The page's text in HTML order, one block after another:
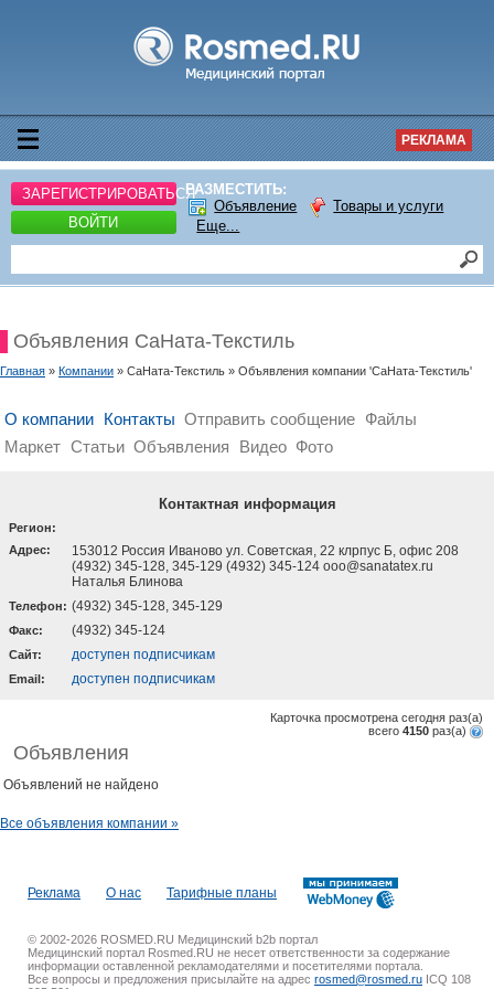
РЕКЛАМА
ЗАРЕГИСТРИРОВАТЬСЯ
ВОЙТИ
РАЗМЕСТИТЬ:
Объявление
Товары и услуги
Еще...
Объявления СаНата-Текстиль
Главная » Компании » СаНата-Текстиль » Объявления компании 'СаНата-Текстиль'
О компании Контакты Отправить сообщение Файлы
Маркет Статьи Объявления Видео Фото
Контактная информация
Регион:
Адрес:
153012 Россия Иваново ул. Советская, 22 клрпус Б, офис 208
(4932) 345-128, 345-129 (4932) 345-124 ooo@sanatatex.ru
Наталья Блинова
Телефон: (4932) 345-128, 345-129
Факс: (4932) 345-124
Cайт: доступен подписчикам
Email: доступен подписчикам
Карточка просмотрена сегодня раз(a)
всего 4150 раз(a)
Объявления
Объявлений не найдено
Все объявления компании »
Реклама О нас Тарифные планы
© 2002-2026 ROSMED.RU Медицинский b2b портал
Медицинский портал Rosmed.RU не несет ответственности за содержание
информации оставленной рекламодателями и посетителями портала.
Все вопросы и предложения присылайте на адрес rosmed@rosmed.ru ICQ 108